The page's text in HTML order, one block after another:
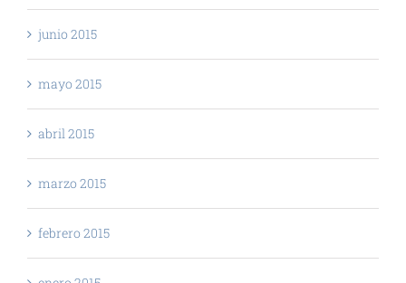
junio 2015
mayo 2015
abril 2015
marzo 2015
febrero 2015